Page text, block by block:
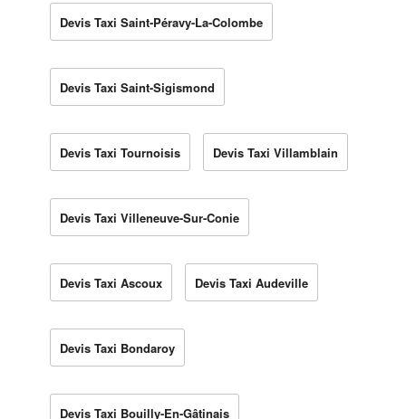
Devis Taxi Saint-Péravy-La-Colombe
Devis Taxi Saint-Sigismond
Devis Taxi Tournoisis Devis Taxi Villamblain
Devis Taxi Villeneuve-Sur-Conie
Devis Taxi Ascoux Devis Taxi Audeville
Devis Taxi Bondaroy
Devis Taxi Bouilly-En-Gâtinais